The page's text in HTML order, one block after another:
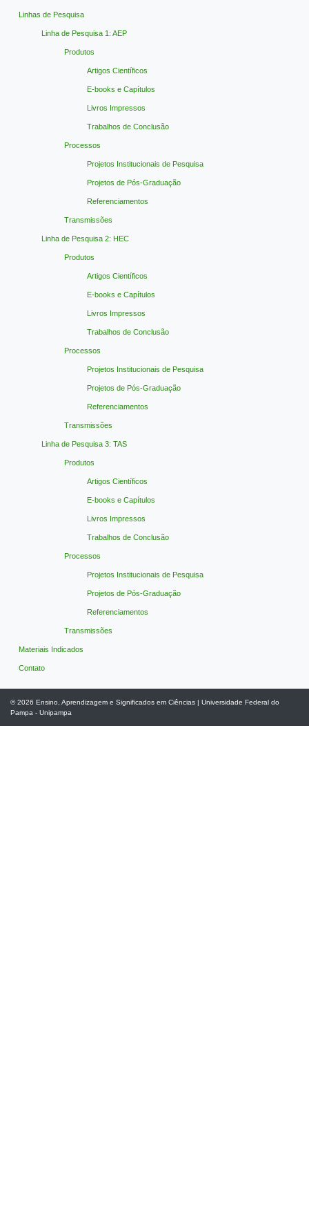
Linhas de Pesquisa
Linha de Pesquisa 1: AEP
Produtos
Artigos Científicos
E-books e Capítulos
Livros Impressos
Trabalhos de Conclusão
Processos
Projetos Institucionais de Pesquisa
Projetos de Pós-Graduação
Referenciamentos
Transmissões
Linha de Pesquisa 2: HEC
Produtos
Artigos Científicos
E-books e Capítulos
Livros Impressos
Trabalhos de Conclusão
Processos
Projetos Institucionais de Pesquisa
Projetos de Pós-Graduação
Referenciamentos
Transmissões
Linha de Pesquisa 3: TAS
Produtos
Artigos Científicos
E-books e Capítulos
Livros Impressos
Trabalhos de Conclusão
Processos
Projetos Institucionais de Pesquisa
Projetos de Pós-Graduação
Referenciamentos
Transmissões
Materiais Indicados
Contato
© 2026 Ensino, Aprendizagem e Significados em Ciências | Universidade Federal do
Pampa - Unipampa